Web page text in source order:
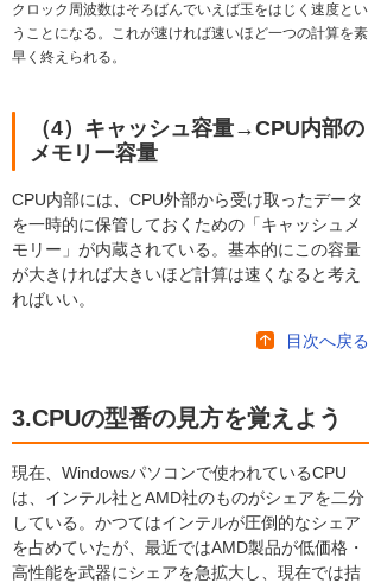
クロック周波数はそろばんでいえば玉をはじく速度とい
うことになる。これが速ければ速いほど一つの計算を素
早く終えられる。
（4）キャッシュ容量→CPU内部の
メモリー容量
CPU内部には、CPU外部から受け取ったデータ
を一時的に保管しておくための「キャッシュメ
モリー」が内蔵されている。基本的にこの容量
が大きければ大きいほど計算は速くなると考え
ればいい。
目次へ戻る
3.CPUの型番の見方を覚えよう
現在、Windowsパソコンで使われているCPU
は、インテル社とAMD社のものがシェアを二分
している。かつてはインテルが圧倒的なシェア
を占めていたが、最近ではAMD製品が低価格・
高性能を武器にシェアを急拡大し、現在では拮